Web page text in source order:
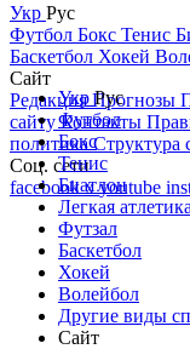
Укр Рус
Футбол Бокс Тенис
Баскетбол Хокей
Сайт
РедакцияПрогнозы
сайтуКонтакты
политикаСтруктура
Соц. сети
facebookxyoutube
УкрРус
Футбол
Бокс
Тенис
Биатлон
Легкая атлетика
Футзал
Баскетбол
Хокей
Волейбол
Другие виды
Сайт